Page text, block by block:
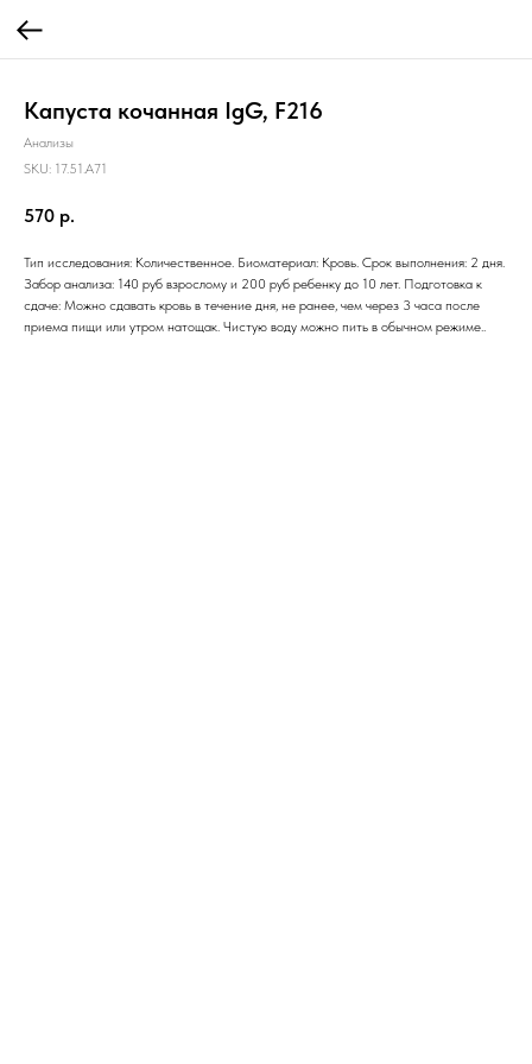
Капуста кочанная IgG, F216
Анализы
SKU: 17.51.A71
570 р.
Тип исследования: Количественное. Биоматериал: Кровь. Срок выполнения: 2 дня.
Забор анализа: 140 руб взрослому и 200 руб ребенку до 10 лет. Подготовка к
сдаче: Можно сдавать кровь в течение дня, не ранее, чем через 3 часа после
приема пищи или утром натощак. Чистую воду можно пить в обычном режиме..